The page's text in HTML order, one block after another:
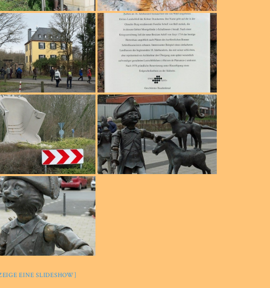
EINE SLIDESHOW]